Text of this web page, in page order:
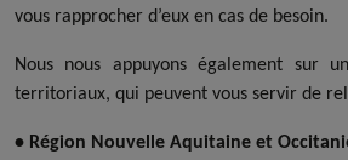
vous rapprocher d’eux en cas de besoin.
Nous nous appuyons également sur
territoriaux, qui peuvent vous servir de
• Région Nouvelle Aquitaine et